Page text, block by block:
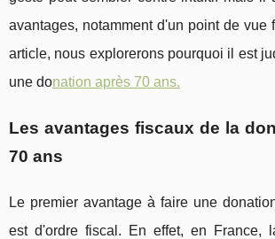
avantages, notamment d'un point de vue
article, nous explorerons pourquoi il est
une donation après 70 ans.
Les avantages fiscaux de la
70 ans
Le premier avantage à faire une
est d'ordre fiscal. En effet, en France,